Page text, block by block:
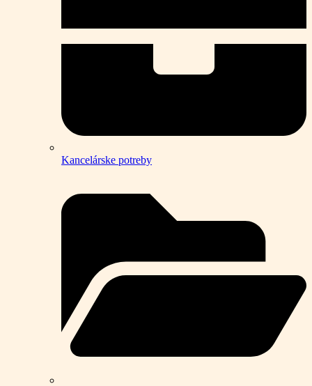
Kancelárske potreby